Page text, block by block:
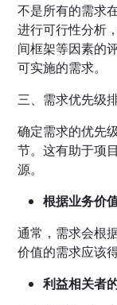
不是所有的需求
进行可行性分析
间框架等因素的
可实施的需求。
三、需求优先级
确定需求的优先
节。这有助于项
源。
根据业务价
通常，需求会根
价值的需求应该
利益相关者